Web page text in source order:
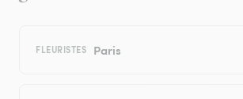
FLEURISTES Paris